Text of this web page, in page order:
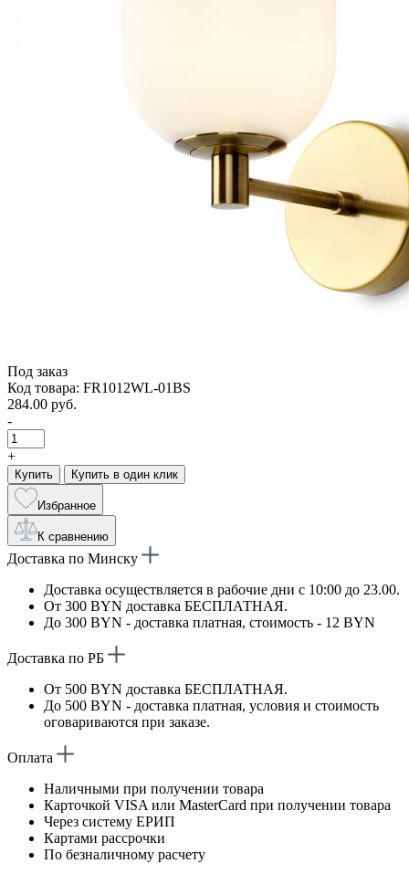
Под заказ
Код товара: FR1012WL-01BS
284.00 руб.
-
+
Купить Купить в один клик
Избранное
К сравнению
Доставка по Минску
Доставка осуществляется в рабочие дни с 10:00 до 23.00.
От 300 BYN доставка БЕСПЛАТНАЯ.
До 300 BYN - доставка платная, стоимость - 12 BYN
Доставка по РБ
От 500 BYN доставка БЕСПЛАТНАЯ.
До 500 BYN - доставка платная, условия и стоимость
оговариваются при заказе.
Оплата
Наличными при получении товара
Карточкой VISA или MasterCard при получении товара
Через систему ЕРИП
Картами рассрочки
По безналичному расчету